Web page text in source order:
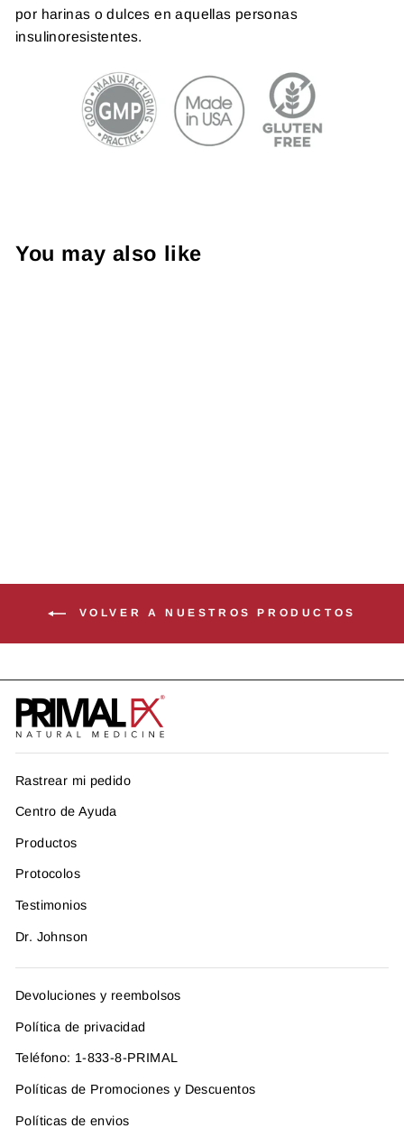
por harinas o dulces en aquellas personas
insulinoresistentes.
You may also like
VOLVER A NUESTROS PRODUCTOS
Rastrear mi pedido
Centro de Ayuda
Productos
Protocolos
Testimonios
Dr. Johnson
Devoluciones y reembolsos
Política de privacidad
Teléfono: 1-833-8-PRIMAL
Políticas de Promociones y Descuentos
Políticas de envios